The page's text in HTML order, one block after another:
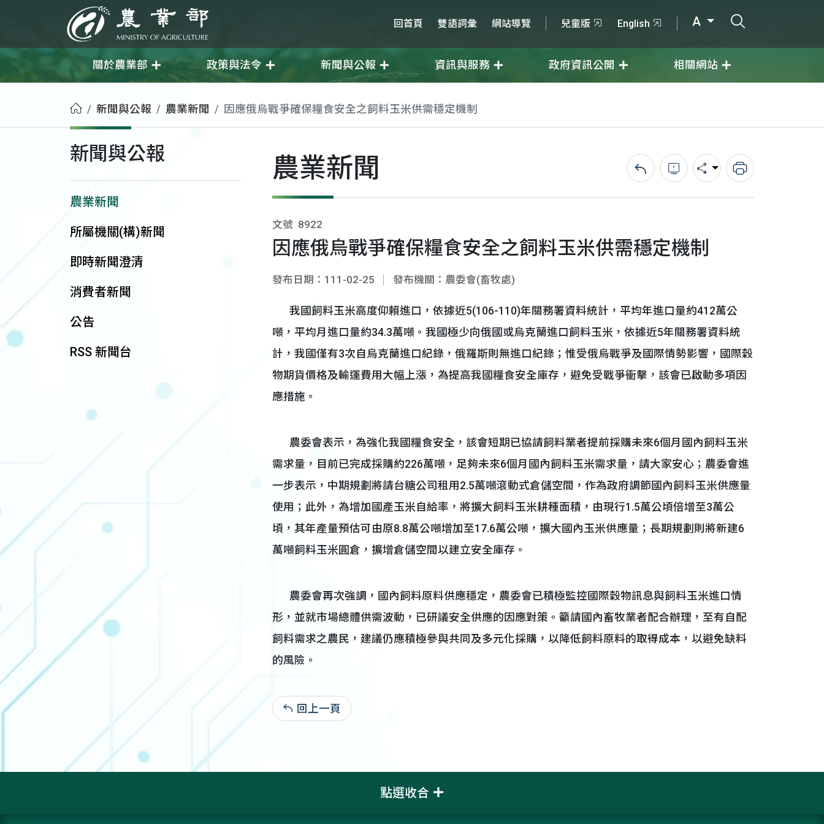
農業部 回首頁 雙語詞彙 網站導覽 兒童版 English A
關於農業部 政策與法令 新聞與公報 資訊與服務 政府資訊公開 相關網站
首頁新聞與公報 農業新聞 因應俄烏戰爭確保糧食安全之飼料玉米供需穩定機制
新聞與公報
農業新聞
所屬機關(構)新聞
即時新聞澄清
消費者新聞
公告
RSS 新聞台
農業新聞 回上一頁錯誤回報分享 列印
文號 8922
因應俄烏戰爭確保糧食安全之飼料玉米供需穩定機制
發布日期：111-02-25 發布機關：農委會(畜牧處)
我國飼料玉米高度仰賴進口，依據近5(106-110)年關務署資料統計，平均年進口量約412萬公
噸，平均月進口量約34.3萬噸。我國極少向俄國或烏克蘭進口飼料玉米，依據近5年關務署資料統
計，我國僅有3次自烏克蘭進口紀錄，俄羅斯則無進口紀錄；惟受俄烏戰爭及國際情勢影響，國際穀
物期貨價格及輸運費用大幅上漲，為提高我國糧食安全庫存，避免受戰爭衝擊，該會已啟動多項因
應措施。
農委會表示，為強化我國糧食安全，該會短期已協請飼料業者提前採購未來6個月國內飼料玉米
需求量，目前已完成採購約226萬噸，足夠未來6個月國內飼料玉米需求量，請大家安心；農委會進
一步表示，中期規劃將請台糖公司租用2.5萬噸滾動式倉儲空間，作為政府調節國內飼料玉米供應量
使用；此外，為增加國產玉米自給率，將擴大飼料玉米耕種面積，由現行1.5萬公頃倍增至3萬公
頃，其年產量預估可由原8.8萬公噸增加至17.6萬公噸，擴大國內玉米供應量；長期規劃則將新建6
萬噸飼料玉米圓倉，擴增倉儲空間以建立安全庫存。
農委會再次強調，國內飼料原料供應穩定，農委會已積極監控國際穀物訊息與飼料玉米進口情
形，並就市場總體供需波動，已研議安全供應的因應對策。籲請國內畜牧業者配合辦理，至有自配
飼料需求之農民，建議仍應積極參與共同及多元化採購，以降低飼料原料的取得成本，以避免缺料
的風險。
回上一頁
點選收合